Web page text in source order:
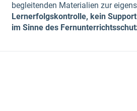
begleitenden Materialien zur
Lernerfolgskontrolle, kein
im Sinne des